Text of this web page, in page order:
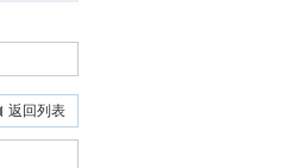
返回列表